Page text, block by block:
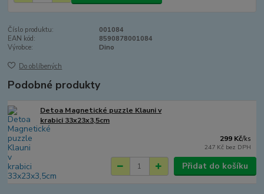
Číslo produktu:
001084
EAN kód:
8590878001084
Výrobce:
Dino
Do oblíbených
Podobné produkty
Detoa Magnetické puzzle Klauni v
krabici 33x23x3,5cm
299 Kč/ks
247 Kč bez DPH
Přidat do košíku